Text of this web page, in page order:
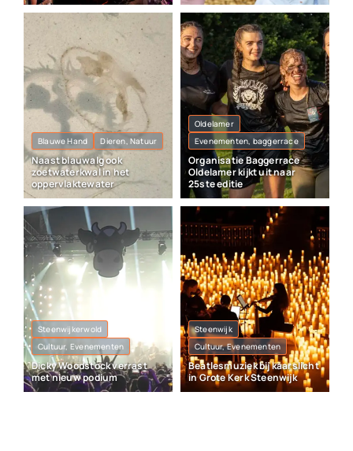
Blauwe Hand Dieren, Natuur
Naast blauwalg ook
zoetwaterkwal in het
oppervlaktewater
Oldelamer
Evenementen, baggerrace
Organisatie Baggerrace
Oldelamer kijkt uit naar
25ste editie
Steenwijkerwold
Cultuur, Evenementen
Dicky Woodstock verrast
met nieuw podium
Steenwijk
Cultuur, Evenementen
Beatlesmuziek bij kaarslicht
in Grote Kerk Steenwijk